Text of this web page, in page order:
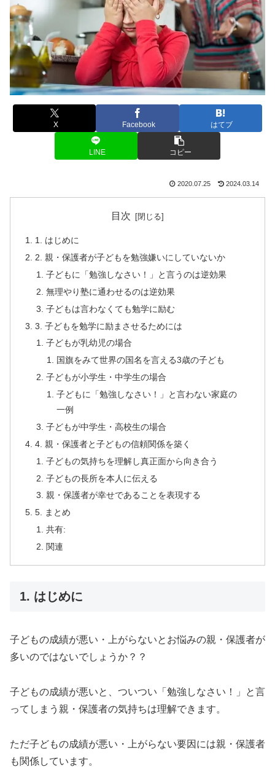
X Facebook はてブ
LINE コピー
2020.07.25 2024.03.14
目次
1. はじめに
2. 親・保護者が子どもを勉強嫌いにしていないか
子どもに「勉強しなさい！」と言うのは逆効果
無理やり塾に通わせるのは逆効果
子どもは言わなくても勉学に励む
3. 子どもを勉学に励まさせるためには
子どもが乳幼児の場合
国旗をみて世界の国名を言える3歳の子ども
子どもが小学生・中学生の場合
子どもに「勉強しなさい！」と言わない家庭の
一例
子どもが中学生・高校生の場合
4. 親・保護者と子どもの信頼関係を築く
子どもの気持ちを理解し真正面から向き合う
子どもの長所を本人に伝える
親・保護者が幸せであることを表現する
5. まとめ
共有:
関連
1. はじめに
子どもの成績が悪い・上がらないとお悩みの親・保護者が
多いのではないでしょうか？？
子どもの成績が悪いと、ついつい「勉強しなさい！」と言
ってしまう親・保護者の気持ちは理解できます。
ただ子どもの成績が悪い・上がらない要因には親・保護者
も関係しています。